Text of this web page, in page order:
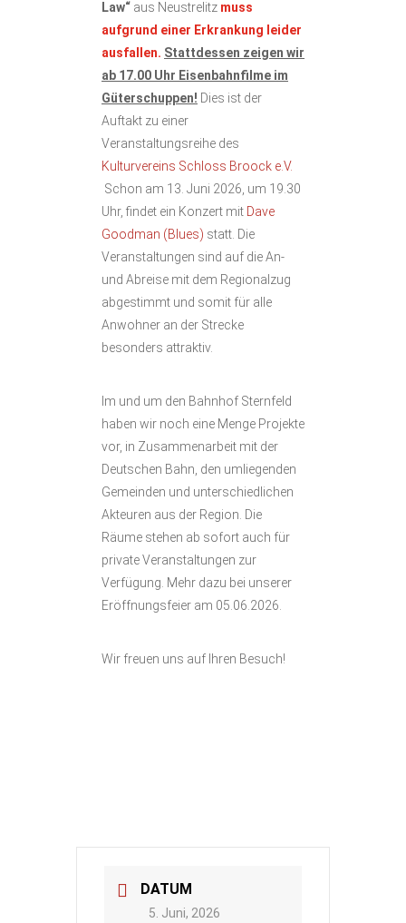
Law“ aus Neustrelitz muss
aufgrund einer Erkrankung leider
ausfallen. Stattdessen zeigen wir
ab 17.00 Uhr Eisenbahnfilme im
Güterschuppen! Dies ist der
Auftakt zu einer
Veranstaltungsreihe des
Kulturvereins Schloss Broock e.V.
Schon am 13. Juni 2026, um 19.30
Uhr, findet ein Konzert mit Dave
Goodman (Blues) statt. Die
Veranstaltungen sind auf die An-
und Abreise mit dem Regionalzug
abgestimmt und somit für alle
Anwohner an der Strecke
besonders attraktiv.
Im und um den Bahnhof Sternfeld
haben wir noch eine Menge Projekte
vor, in Zusammenarbeit mit der
Deutschen Bahn, den umliegenden
Gemeinden und unterschiedlichen
Akteuren aus der Region. Die
Räume stehen ab sofort auch für
private Veranstaltungen zur
Verfügung. Mehr dazu bei unserer
Eröffnungsfeier am 05.06.2026.
Wir freuen uns auf Ihren Besuch!
DATUM
5. Juni, 2026